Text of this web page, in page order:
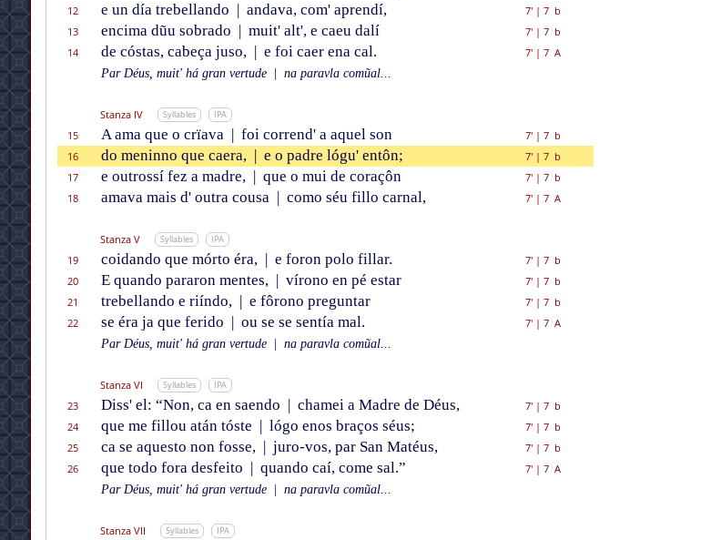
12
e un día trebellando | andava, com' aprendí, 7'| 7 b
13
encima dũu sobrado | muit' alt', e caeu dalí 7'| 7 b
14
de cóstas, cabeça juso, | e foi caer ena cal. 7'| 7 A
Par Déus, muit' há gran vertude
na paravla comũal...
Stanza IV Syllables IPA
15 A ama que o crïava | foi corrend' a aquel son 7'| 7 b
16
do meninno que caera, | e o padre lógu' entôn; 7'| 7 b
17
e outrossí fez a madre, | que o mui de coraçôn 7'| 7 b
18
amava mais d' outra cousa | como séu fillo carnal, 7'| 7 A
Stanza V Syllables IPA
19 coidando que mórto éra, | e foron polo fillar. 7'| 7 b
20
E quando pararon mentes, | vírono en pé estar 7'| 7 b
21
trebellando e riíndo, | e fôrono preguntar 7'| 7 b
22
se éra ja que ferido | ou se se sentía mal. 7'| 7 A
Par Déus, muit' há gran vertude
na paravla comũal...
Stanza VI Syllables IPA
23 Diss' el: “Non, ca en saendo | chamei a Madre de Déus, 7'| 7 b
24
que me fillou atán tóste | lógo enos braços séus; 7'| 7 b
25
ca se aquesto non fosse, | juro-vos, par San Matéus, 7'| 7 b
26
que todo fora desfeito | quando caí, come sal.” 7'| 7 A
Par Déus, muit' há gran vertude
na paravla comũal...
Stanza VII Syllables IPA